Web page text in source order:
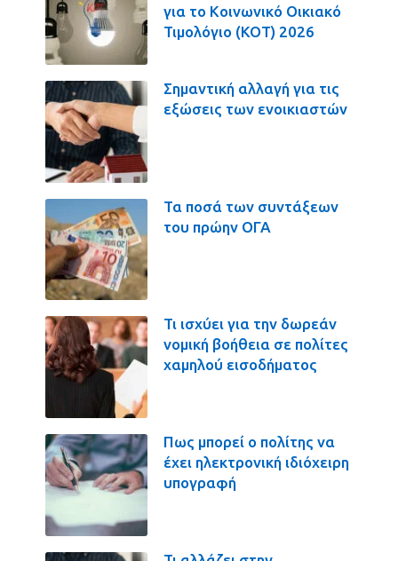
για το Κοινωνικό Οικιακό
Τιμολόγιο (ΚΟΤ) 2026
Σημαντική αλλαγή για τις
εξώσεις των ενοικιαστών
Τα ποσά των συντάξεων
του πρώην ΟΓΑ
Τι ισχύει για την δωρεάν
νομική βοήθεια σε πολίτες
χαμηλού εισοδήματος
Πως μπορεί ο πολίτης να
έχει ηλεκτρονική ιδιόχειρη
υπογραφή